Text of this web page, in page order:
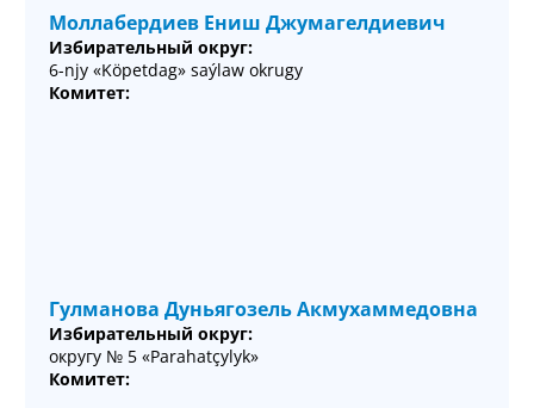
Моллабердиев Ениш Джумагелдиевич
Избирательный округ:
6-njy «Köpetdag» saýlaw okrugy
Комитет:
Гулманова Дуньягозель Акмухаммедовна
Избирательный округ:
округу № 5 «Parahatçylyk»
Комитет: